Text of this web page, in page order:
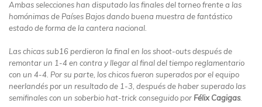
Ambas selecciones han disputado las finales del torneo frente a las
homónimas de Países Bajos dando buena muestra de fantástico
estado de forma de la cantera nacional.
Las chicas sub16 perdieron la final en los shoot-outs después de
remontar un 1-4 en contra y llegar al final del tiempo reglamentario
con un 4-4. Por su parte, los chicos fueron superados por el equipo
neerlandés por un resultado de 1-3, después de haber superado las
semifinales con un soberbio hat-trick conseguido por Félix Cagigas.